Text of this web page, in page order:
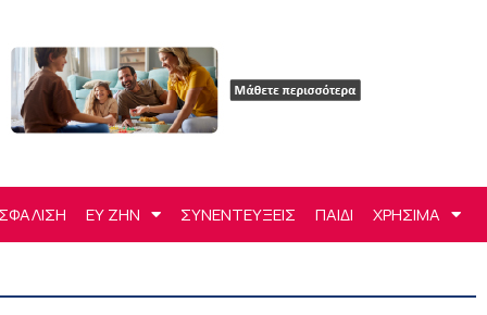
ΕΥ ΖΗΝ ΣΥΝΕΝΤΕΥΞΕΙΣ ΠΑΙΔΙ ΧΡΗΣΙΜΑ